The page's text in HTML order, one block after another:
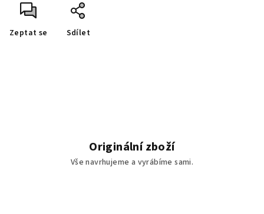
Zeptat se Sdílet
Originální zboží
Vše navrhujeme a vyrábíme sami.